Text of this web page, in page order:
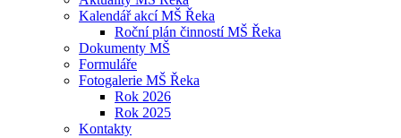
Kalendář akcí MŠ Řeka
Roční plán činností MŠ Řeka
Dokumenty MŠ
Formuláře
Fotogalerie MŠ Řeka
Rok 2026
Rok 2025
Kontakty